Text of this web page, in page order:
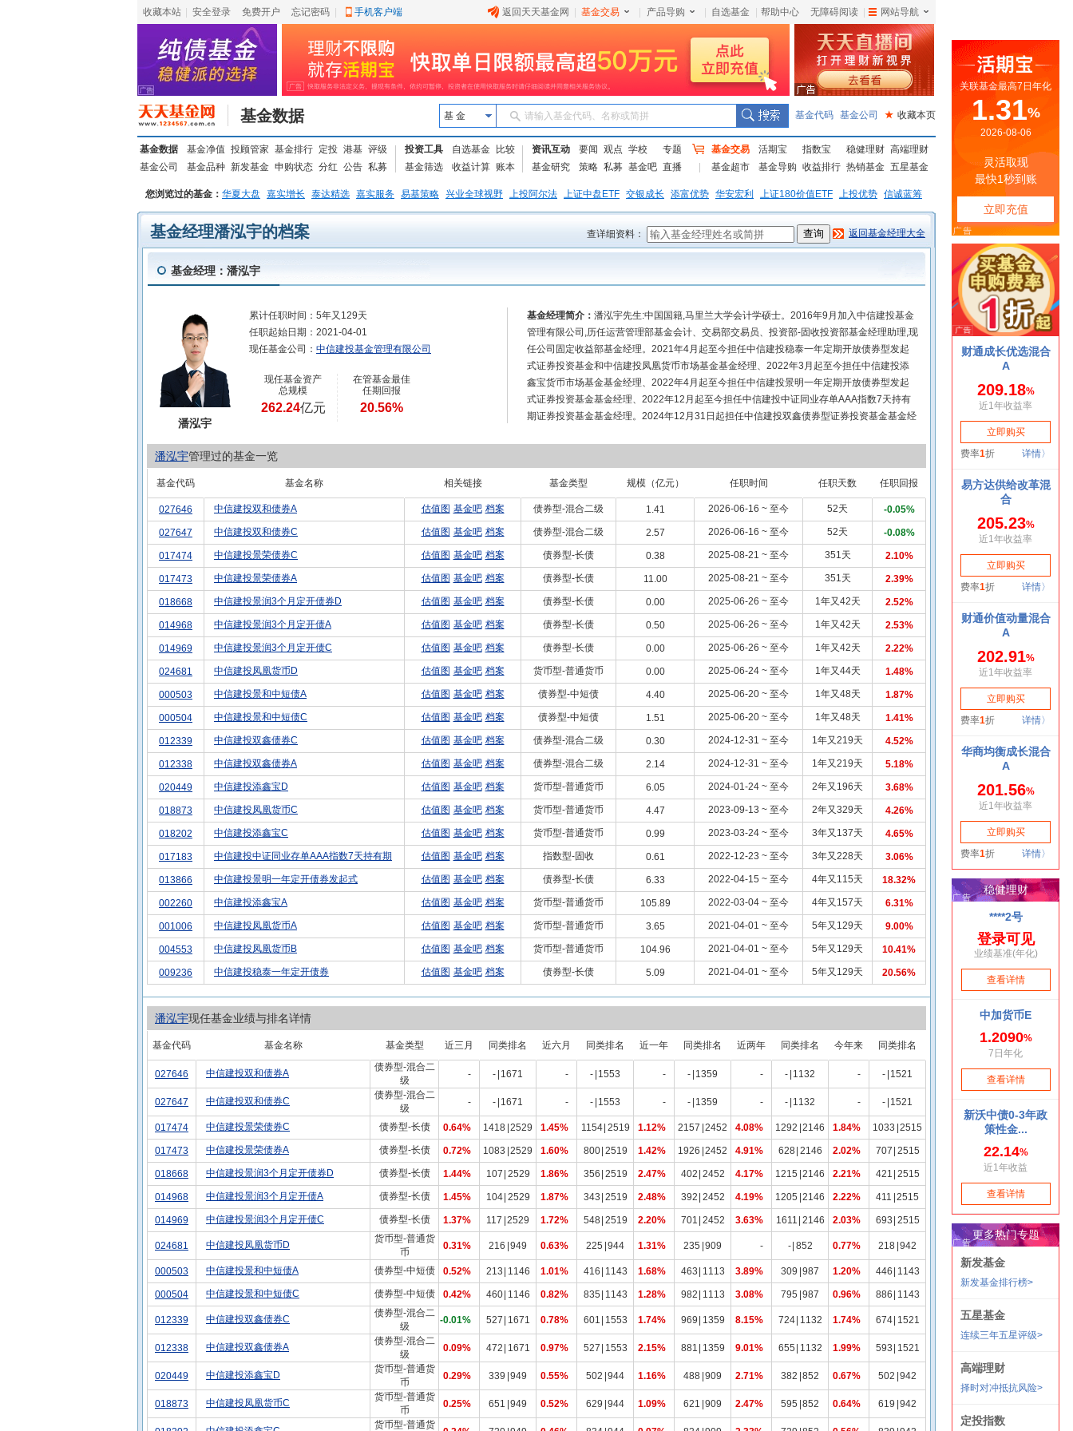
收藏本站 安全登录 免费开户 忘记密码 手机客户端 返回天天基金网 基金交易 产品导购 自选基金 帮助中心 无障碍阅读 网站导航
基金数据 基 金 请输入基金代码、名称或简拼 基金代码 基金公司 ★ 收藏本页
基金数据 基金净值 投顾管家 基金排行 定投 港基 评级
基金公司
基金品种 新发基金 申购状态 分红 公告 私募
投资工具 自选基金
比较
基金筛选
收益计算 账本
资讯互动 要闻 观点 学校
专题
基金研究
策略 私募 基金吧 直播
基金交易 活期宝 指数宝 稳健理财 高端理财
基金超市
基金导购 收益排行 热销基金 五星基金
您浏览过的基金： 华夏大盘 嘉实增长 泰达精选 嘉实服务 易基策略 兴业全球视野 上投阿尔法 上证中盘ETF 交银成长 添富优势 华安宏利 上证180价值ETF 上投优势 信诚蓝筹
基金经理潘泓宇的档案 查详细资料： 返回基金经理大全
基金经理：潘泓宇
基金经理简介： 潘泓宇先生:中国国籍,马里兰大学会计学硕士。2016年9月加入中信建投基金
管理有限公司,历任运营管理部基金会计、交易部交易员、投资部-固收投资部基金经理助理,现
任公司固定收益部基金经理。2021年4月起至今担任中信建投稳泰一年定期开放债券型发起
式证券投资基金和中信建投凤凰货币市场基金基金经理、2022年3月起至今担任中信建投添
鑫宝货币市场基金基金经理、2022年4月起至今担任中信建投景明一年定期开放债券型发起
式证券投资基金基金经理、2022年12月起至今担任中信建投中证同业存单AAA指数7天持有
期证券投资基金基金经理。2024年12月31日起担任中信建投双鑫债券型证券投资基金基金经
券投资基金基金经理。
潘泓宇
累计任职时间： 5年又129天
任职起始日期： 2021-04-01
现任基金公司： 中信建投基金管理有限公司
现任基金资产
总规模
262.24亿元
在管基金最佳
任期回报
20.56%
潘泓宇管理过的基金一览
基金代码 基金名称 相关链接 基金类型 规模（亿元） 任职时间 任职天数 任职回报
027646 中信建投双和债券A 估值图 基金吧 档案 债券型-混合二级 1.41 2026-06-16 ~ 至今 52天 -0.05%
027647 中信建投双和债券C 估值图 基金吧 档案 债券型-混合二级 2.57 2026-06-16 ~ 至今 52天 -0.08%
017474 中信建投景荣债券C 估值图 基金吧 档案 债券型-长债 0.38 2025-08-21 ~ 至今 351天 2.10%
017473 中信建投景荣债券A 估值图 基金吧 档案 债券型-长债 11.00 2025-08-21 ~ 至今 351天 2.39%
018668 中信建投景润3个月定开债券D 估值图 基金吧 档案 债券型-长债 0.00 2025-06-26 ~ 至今 1年又42天 2.52%
014968 中信建投景润3个月定开债A 估值图 基金吧 档案 债券型-长债 0.50 2025-06-26 ~ 至今 1年又42天 2.53%
014969 中信建投景润3个月定开债C 估值图 基金吧 档案 债券型-长债 0.00 2025-06-26 ~ 至今 1年又42天 2.22%
024681 中信建投凤凰货币D 估值图 基金吧 档案 货币型-普通货币 0.00 2025-06-24 ~ 至今 1年又44天 1.48%
000503 中信建投景和中短债A 估值图 基金吧 档案 债券型-中短债 4.40 2025-06-20 ~ 至今 1年又48天 1.87%
000504 中信建投景和中短债C 估值图 基金吧 档案 债券型-中短债 1.51 2025-06-20 ~ 至今 1年又48天 1.41%
012339 中信建投双鑫债券C 估值图 基金吧 档案 债券型-混合二级 0.30 2024-12-31 ~ 至今 1年又219天 4.52%
012338 中信建投双鑫债券A 估值图 基金吧 档案 债券型-混合二级 2.14 2024-12-31 ~ 至今 1年又219天 5.18%
020449 中信建投添鑫宝D 估值图 基金吧 档案 货币型-普通货币 6.05 2024-01-24 ~ 至今 2年又196天 3.68%
018873 中信建投凤凰货币C 估值图 基金吧 档案 货币型-普通货币 4.47 2023-09-13 ~ 至今 2年又329天 4.26%
018202 中信建投添鑫宝C 估值图 基金吧 档案 货币型-普通货币 0.99 2023-03-24 ~ 至今 3年又137天 4.65%
017183 中信建投中证同业存单AAA指数7天持有期 估值图 基金吧 档案 指数型-固收 0.61 2022-12-23 ~ 至今 3年又228天 3.06%
013866 中信建投景明一年定开债券发起式 估值图 基金吧 档案 债券型-长债 6.33 2022-04-15 ~ 至今 4年又115天 18.32%
002260 中信建投添鑫宝A 估值图 基金吧 档案 货币型-普通货币 105.89 2022-03-04 ~ 至今 4年又157天 6.31%
001006 中信建投凤凰货币A 估值图 基金吧 档案 货币型-普通货币 3.65 2021-04-01 ~ 至今 5年又129天 9.00%
004553 中信建投凤凰货币B 估值图 基金吧 档案 货币型-普通货币 104.96 2021-04-01 ~ 至今 5年又129天 10.41%
009236 中信建投稳泰一年定开债券 估值图 基金吧 档案 债券型-长债 5.09 2021-04-01 ~ 至今 5年又129天 20.56%
潘泓宇现任基金业绩与排名详情
基金代码 基金名称 基金类型 近三月 同类排名 近六月 同类排名 近一年 同类排名 近两年 同类排名 今年来 同类排名
027646 中信建投双和债券A
债券型-混合二
级
- - 1671 - - 1553 - - 1359 - - 1132 - - 1521
027647 中信建投双和债券C
债券型-混合二
级
- - 1671 - - 1553 - - 1359 - - 1132 - - 1521
017474 中信建投景荣债券C 债券型-长债 0.64% 1418 2529 1.45% 1154 2519 1.12% 2157 2452 4.08% 1292 2146 1.84% 1033 2515
017473 中信建投景荣债券A 债券型-长债 0.72% 1083 2529 1.60% 800 2519 1.42% 1926 2452 4.91% 628 2146 2.02% 707 2515
018668 中信建投景润3个月定开债券D 债券型-长债 1.44% 107 2529 1.86% 356 2519 2.47% 402 2452 4.17% 1215 2146 2.21% 421 2515
014968 中信建投景润3个月定开债A 债券型-长债 1.45% 104 2529 1.87% 343 2519 2.48% 392 2452 4.19% 1205 2146 2.22% 411 2515
014969 中信建投景润3个月定开债C 债券型-长债 1.37% 117 2529 1.72% 548 2519 2.20% 701 2452 3.63% 1611 2146 2.03% 693 2515
024681 中信建投凤凰货币D
货币型-普通货
币
0.31% 216 949 0.63% 225 944 1.31% 235 909 - - 852 0.77% 218 942
000503 中信建投景和中短债A 债券型-中短债 0.52% 213 1146 1.01% 416 1143 1.68% 463 1113 3.89% 309 987 1.20% 446 1143
000504 中信建投景和中短债C 债券型-中短债 0.42% 460 1146 0.82% 835 1143 1.28% 982 1113 3.08% 795 987 0.96% 886 1143
012339 中信建投双鑫债券C
债券型-混合二
级
-0.01% 527 1671 0.78% 601 1553 1.74% 969 1359 8.15% 724 1132 1.74% 674 1521
012338 中信建投双鑫债券A
债券型-混合二
级
0.09% 472 1671 0.97% 527 1553 2.15% 881 1359 9.01% 655 1132 1.99% 593 1521
020449 中信建投添鑫宝D
货币型-普通货
币
0.29% 339 949 0.55% 502 944 1.16% 488 909 2.71% 382 852 0.67% 502 942
018873 中信建投凤凰货币C
货币型-普通货
币
0.25% 651 949 0.52% 629 944 1.09% 621 909 2.47% 595 852 0.64% 619 942
货币型-普通货